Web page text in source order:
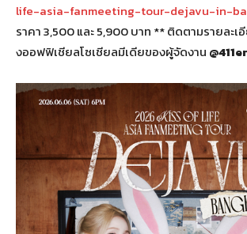
life-asia-fanmeeting-tour-dejavu-in-
ราคา 3,500 และ 5,900 บาท ** ติดตามรายละเ
งออฟฟิเชียลโซเชียลมีเดียของผู้จัดงาน